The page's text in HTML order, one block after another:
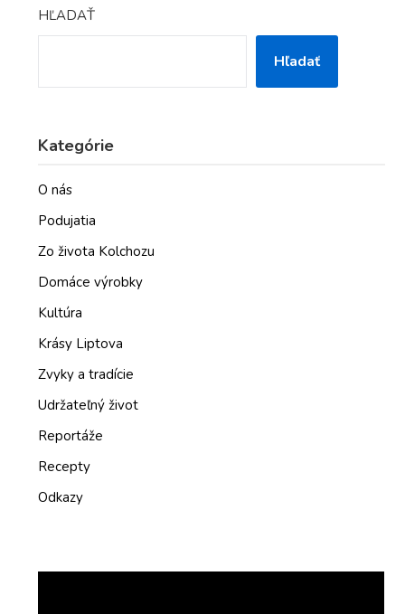
HĽADAŤ
Hľadať
Kategórie
O nás
Podujatia
Zo života Kolchozu
Domáce výrobky
Kultúra
Krásy Liptova
Zvyky a tradície
Udržateľný život
Reportáže
Recepty
Odkazy